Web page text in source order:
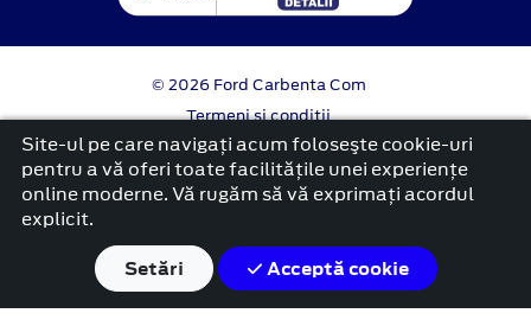
© 2026 Ford Carbenta Com
Termeni si conditii
Confidentialitate
Politica cookies
platformă dezvoltată de Workleto
Site-ul pe care navigați acum foloseşte cookie-uri
pentru a vă oferi toate facilitățile unei experiențe
online moderne. Vă rugăm să vă exprimați acordul
explicit.
Setări
Acceptă cookie